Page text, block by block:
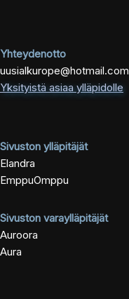
Yhteydenotto
uusialkurope@hotmail.com
Yksityistä asiaa ylläpidolle
Sivuston ylläpitäjät
Elandra
EmppuOmppu
Sivuston varaylläpitäjät
Auroora
Aura